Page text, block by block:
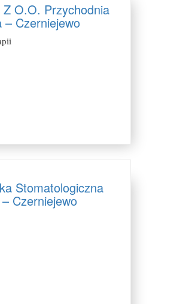
O.O. Przychodnia
– Czerniejewo
Stomatologiczna
Czerniejewo